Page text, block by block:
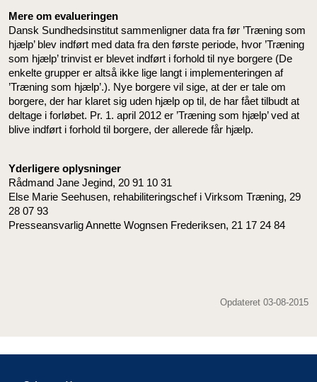
Mere om evalueringen
Dansk Sundhedsinstitut sammenligner data fra før ’Træning som
hjælp’ blev indført med data fra den første periode, hvor ’Træning
som hjælp’ trinvist er blevet indført i forhold til nye borgere (De
enkelte grupper er altså ikke lige langt i implementeringen af
’Træning som hjælp’.). Nye borgere vil sige, at der er tale om
borgere, der har klaret sig uden hjælp op til, de har fået tilbudt at
deltage i forløbet. Pr. 1. april 2012 er ’Træning som hjælp’ ved at
blive indført i forhold til borgere, der allerede får hjælp.
Yderligere oplysninger
Rådmand Jane Jegind, 20 91 10 31
Else Marie Seehusen, rehabiliteringschef i Virksom Træning, 29
28 07 93
Presseansvarlig Annette Wognsen Frederiksen, 21 17 24 84
Opdateret 03-08-2015